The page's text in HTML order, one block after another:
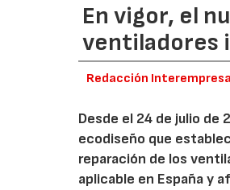
En vigor, el
ventiladores
Redacción
Desde el 24 de julio de
ecodiseño que
reparación de los
aplicable en España y